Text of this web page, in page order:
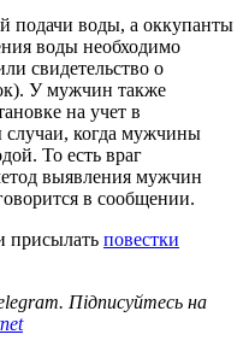
подачи воды, а оккупанты
воды необходимо
свидетельство о
У мужчин также
на учет в
случаи, когда мужчины
То есть враг
выявления мужчин
в сообщении.
присылать повестки
Підписуйтесь на